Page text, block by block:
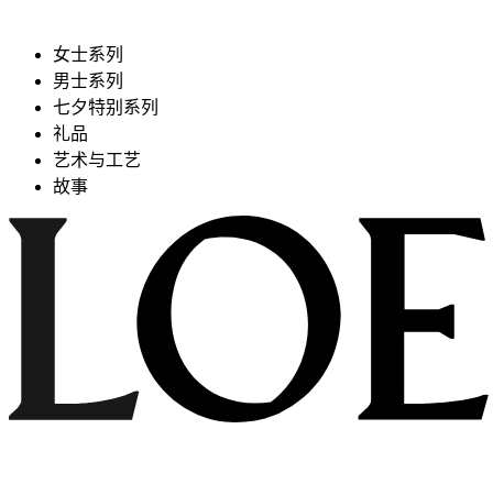
女士系列
男士系列
七夕特别系列
礼品
艺术与工艺
故事